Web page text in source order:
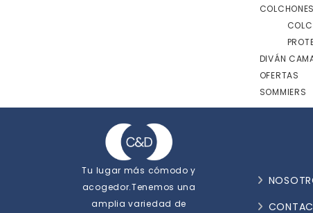
COLCHONES
DIVÁN
OFERTAS
SOMMIERS
Tu lugar más cómodo y
acogedor.Tenemos una
amplia variedad de